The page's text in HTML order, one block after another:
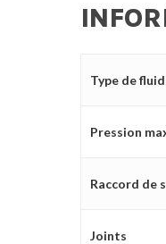
Type de
Pression
Raccord de
Joints